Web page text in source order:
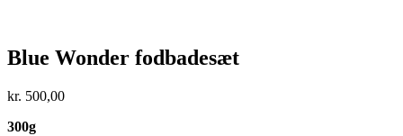
Blue Wonder fodbadesæt
kr. 500,00
300g